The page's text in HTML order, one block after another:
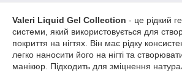
Valeri Liquid Gel Collection - це рідкий
системи, який використовується для
покриття на нігтях. Він має рідку
легко наносити його на нігті та
манікюр. Підходить для зміцнення